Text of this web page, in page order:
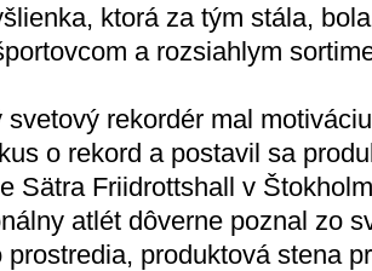
ktorá za tým stála,
a rozsiahlym
svetový rekordér mal
o rekord a postavil sa
Sätra Friidrottshall v
atlét dôverne poznal zo
prostredia, produktová stena